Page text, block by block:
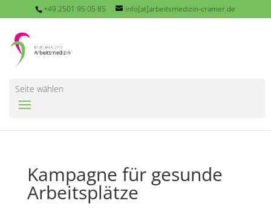
+49 2501 95 05 85 info[at]arbeitsmedizin-cramer.de
Seite wählen
Kampagne für gesunde
Arbeitsplätze